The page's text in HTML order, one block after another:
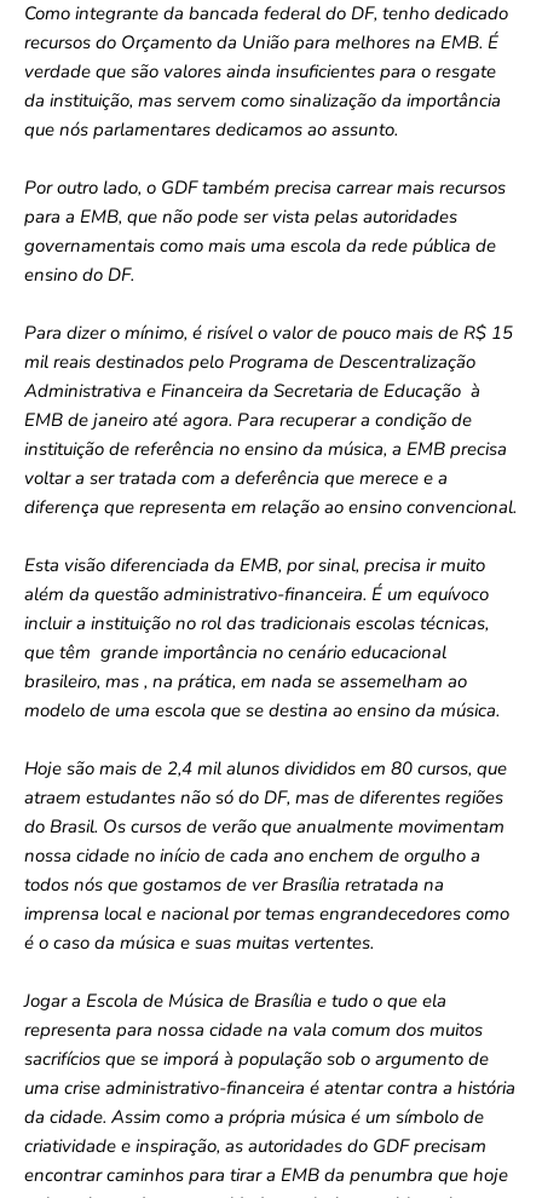
Como integrante da bancada federal do DF, tenho dedicado
recursos do Orçamento da União para melhores na EMB. É
verdade que são valores ainda insuficientes para o resgate
da instituição, mas servem como sinalização da importância
que nós parlamentares dedicamos ao assunto.
Por outro lado, o GDF também precisa carrear mais recursos
para a EMB, que não pode ser vista pelas autoridades
governamentais como mais uma escola da rede pública de
ensino do DF.
Para dizer o mínimo, é risível o valor de pouco mais de R$ 15
mil reais destinados pelo Programa de Descentralização
Administrativa e Financeira da Secretaria de Educação à
EMB de janeiro até agora. Para recuperar a condição de
instituição de referência no ensino da música, a EMB precisa
voltar a ser tratada com a deferência que merece e a
diferença que representa em relação ao ensino convencional.
Esta visão diferenciada da EMB, por sinal, precisa ir muito
além da questão administrativo-financeira. É um equívoco
incluir a instituição no rol das tradicionais escolas técnicas,
que têm grande importância no cenário educacional
brasileiro, mas , na prática, em nada se assemelham ao
modelo de uma escola que se destina ao ensino da música.
Hoje são mais de 2,4 mil alunos divididos em 80 cursos, que
atraem estudantes não só do DF, mas de diferentes regiões
do Brasil. Os cursos de verão que anualmente movimentam
nossa cidade no início de cada ano enchem de orgulho a
todos nós que gostamos de ver Brasília retratada na
imprensa local e nacional por temas engrandecedores como
é o caso da música e suas muitas vertentes.
Jogar a Escola de Música de Brasília e tudo o que ela
representa para nossa cidade na vala comum dos muitos
sacrifícios que se imporá à população sob o argumento de
uma crise administrativo-financeira é atentar contra a história
da cidade. Assim como a própria música é um símbolo de
criatividade e inspiração, as autoridades do GDF precisam
encontrar caminhos para tirar a EMB da penumbra que hoje